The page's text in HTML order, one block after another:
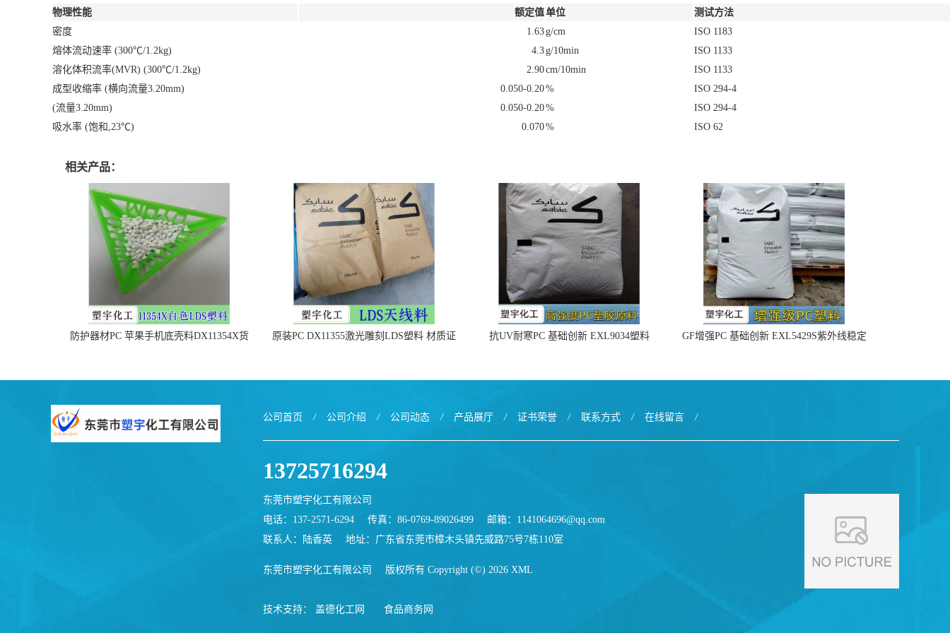
物理性能 额定值单位
测试方法
密度
1.63g/cm
ISO 1183
熔体流动速率 (300℃/1.2kg)
4.3g/10min
ISO 1133
溶化体积流率(MVR) (300℃/1.2kg)
2.90cm/10min
ISO 1133
成型收缩率 (横向流量3.20mm)
0.050-0.20%
ISO 294-4
(流量3.20mm)
0.050-0.20%
ISO 294-4
吸水率 (饱和,23℃)
0.070% ISO 62
相关产品：
防护器材PC 苹果手机底壳料DX11354X货
原装PC DX11355激光雕刻LDS塑料 材质证
抗UV耐寒PC 基础创新 EXL9034塑料
GF增强PC 基础创新 EXL5429S紫外线稳定
公司首页 / 公司介绍 / 公司动态 / 产品展厅 / 证书荣誉 / 联系方式 / 在线留言 /
13725716294
东莞市塑宇化工有限公司
电话：137-2571-6294
传真：86-0769-89026499 邮箱： 1141064696@qq.com
联系人：陆香英
地址：广东省东莞市樟木头镇先威路75号7栋110室
东莞市塑宇化工有限公司 版权所有 Copyright (©) 2026 XML
技术支持： 盖德化工网 食品商务网